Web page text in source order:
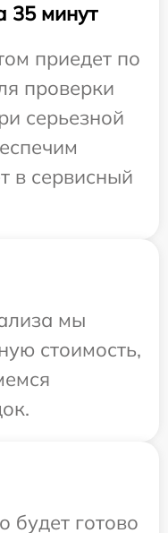
35 минут
приедет по
проверки
серьезной
в сервисный
мы
стоимость,
будет готово